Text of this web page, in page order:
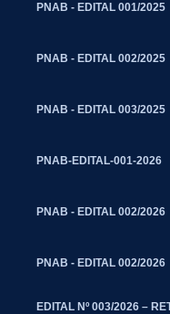
PNAB - EDITAL 001/2025
PNAB - EDITAL 002/2025
PNAB - EDITAL 003/2025
PNAB-EDITAL-001-2026
PNAB - EDITAL 002/2026
PNAB - EDITAL 002/2026
EDITAL Nº 003/2026 –